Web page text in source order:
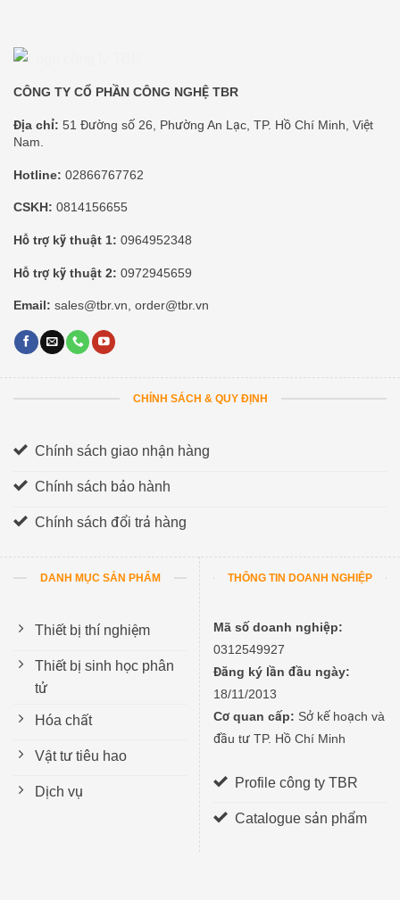
CÔNG TY CỔ PHẦN CÔNG NGHỆ TBR
Địa chỉ: 51 Đường số 26, Phường An Lạc, TP. Hồ Chí Minh, Việt
Nam.
Hotline: 02866767762
CSKH: 0814156655
Hỗ trợ kỹ thuật 1: 0964952348
Hỗ trợ kỹ thuật 2: 0972945659
Email: sales@tbr.vn, order@tbr.vn
CHÍNH SÁCH & QUY ĐỊNH
Chính sách giao nhận hàng
Chính sách bảo hành
Chính sách đổi trả hàng
DANH MỤC SẢN PHẨM
Thiết bị thí nghiệm
Thiết bị sinh học phân
tử
Hóa chất
Vật tư tiêu hao
Dịch vụ
THÔNG TIN DOANH NGHIỆP
Mã số doanh nghiệp:
0312549927
Đăng ký lần đầu ngày:
18/11/2013
Cơ quan cấp: Sở kế hoạch và
đầu tư TP. Hồ Chí Minh
Profile công ty TBR
Catalogue sản phẩm